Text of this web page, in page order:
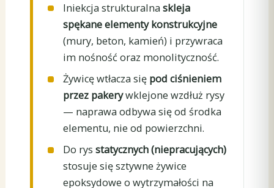
Iniekcja strukturalnaskleja
spękane elementy konstrukcyjne
(mury, beton, kamień) i przywraca
im nośność oraz monolityczność.
Żywicę wtłacza się pod ciśnieniem
przez pakerywklejone wzdłuż rysy
— naprawa odbywa się od środka
elementu, nie od powierzchni.
Do rysstatycznych (niepracujących)
stosuje się sztywne żywice
epoksydowe o wytrzymałości na